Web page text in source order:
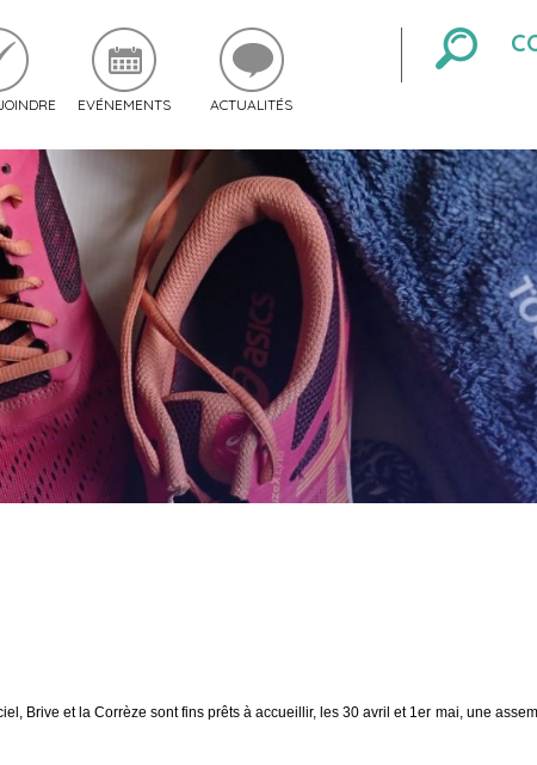
EVÉNEMENTS ACTUALITÉS
Brive et la Corrèze sont fins prêts à accueillir, les 30 avril et 1er mai, une